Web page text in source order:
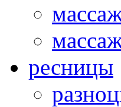
ресницы